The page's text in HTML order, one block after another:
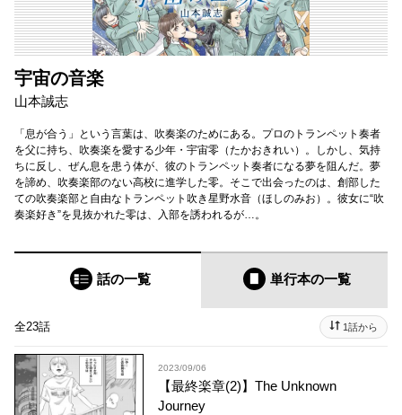
宇宙の音楽
山本誠志
「息が合う」という言葉は、吹奏楽のためにある。プロのトランペット奏者
を父に持ち、吹奏楽を愛する少年・宇宙零（たかおきれい）。しかし、気持
ちに反し、ぜん息を患う体が、彼のトランペット奏者になる夢を阻んだ。夢
を諦め、吹奏楽部のない高校に進学した零。そこで出会ったのは、創部した
ての吹奏楽部と自由なトランペット吹き星野水音（ほしのみお）。彼女に“吹
奏楽好き”を見抜かれた零は、入部を誘われるが…。
話の一覧 単行本の一覧
全23話 1話から
2023/09/06
【最終楽章(2)】The Unknown
Journey